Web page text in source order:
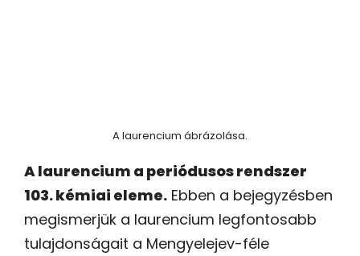
A laurencium ábrázolása.
A laurencium a periódusos rendszer
103. kémiai eleme. Ebben a bejegyzésben
megismerjük a laurencium legfontosabb
tulajdonságait a Mengyelejev-féle